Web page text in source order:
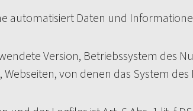
automatisiert Daten und
Version, Betriebssystem des
von denen das System